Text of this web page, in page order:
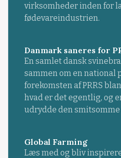
virksomheder inden for
fødevareindustrien.
Danmark saneres for
En samlet dansk
sammen om en national
forekomsten af PRRS
hvad er det egentlig, og
udrydde den smitsomme
Global Farming
Læs med og bliv